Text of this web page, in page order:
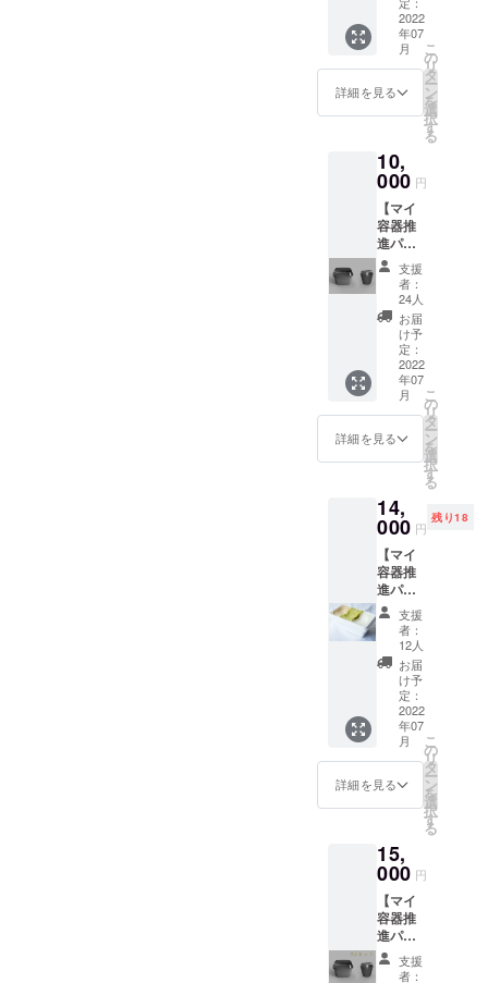
(株式会
社スー
ドリー
代表)に
ご協力
で用い
られた
ものや
店頭販
売での
売れ残
り、短
い役目
で人目
に触れ
ず廃棄
される
予定の
花で束
ねた
ブーケ
を送
は不定
期で発
生する
ため日
時指定
や花の
種類は
まだ分
かりま
せん。
七月頃
の撮影
イベン
トが決
ままり
発送可
能な日
送付さ
せてい
ただき
ます。
※花のボ
リュー
ムに関
しては
（5300
）! 応援
ありが
とうご
ざいま
すパッ
えて、
・地産
地消野
菜の久
遠の野
菜4000
円分
（送料
込み）
移動食
材店
「くお
ん」の
鎌倉か
ら35km
圏内の
生産者
鮮な野
菜や果
実をお
届けし
ます。
https://
kuonsh
op.com/
※露地物
なので
季節に
よって
内容は
変わり
ます。5
品から9
品 ※賞
ら1週間
[常温] ※
生鮮物
ですの
で期限
は目安
となり
ます。
2022
年07
月
詳細を見る
こ
の
リ
タ
ー
ン
を
選
択
す
る
10,
000 円
【マイ
容器推
進パッ
ク（一
人
用）】
ごみゼ
ロを
（5300
）! 応援
ありが
とうご
ざいま
すパッ
クに加
えて、
ン容
器 １
つ（二
段式、
容量約
800ml
、電子
レンジ/
食洗機
対応）
・カッ
プ容
器 １
つ（容
量約
300ml
、電子
※仕様・
デザイ
ン等は
多少の
変更が
ある可
能性が
ありま
支援
者：
24人
お届
け予
定：
2022
年07
月
詳細を見る
こ
の
リ
タ
ー
ン
を
選
択
す
る
14,
000 円
残り18
【マイ
容器推
進パッ
ク（一
人用）+
容器に
ジェ
ラート
入り】
日本で
一番好
まれる
ジェ
ラート
を選ぶ
コンテ
ト”Gela
to
World
Tour
Japan"
にて二
位を獲
得した
支援
者：
12人
お届
け予
定：
2022
年07
月
詳細を見る
こ
の
リ
タ
ー
ン
を
選
択
す
る
15,
000 円
【マイ
容器推
進パッ
ク（二
人 支援
者：